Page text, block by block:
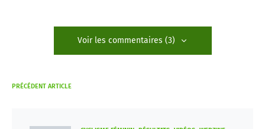
Voir les commentaires (3)
PRÉCÉDENT ARTICLE